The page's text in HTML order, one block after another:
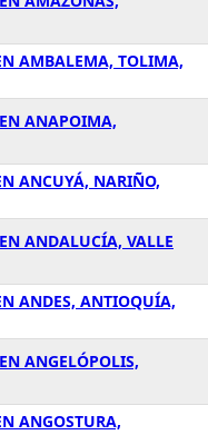
AMBALEMA, TOLIMA,
ANAPOIMA,
ANCUYÁ, NARIÑO,
ANDALUCÍA, VALLE
ANDES, ANTIOQUÍA,
ANGELÓPOLIS,
ANGOSTURA,